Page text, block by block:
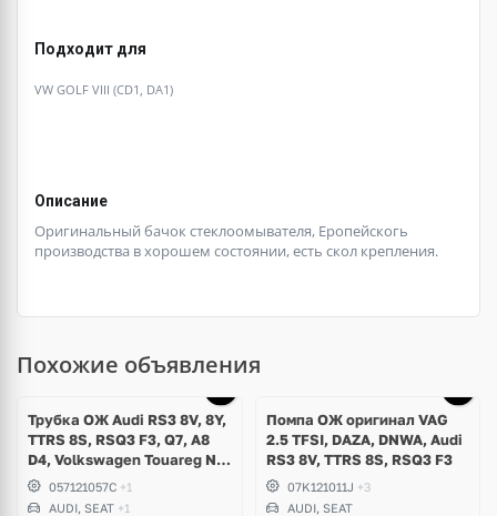
Подходит для
VW GOLF VIII (CD1, DA1)
Описание
Оригинальный бачок стеклоомывателя, Еропейскогь
производства в хорошем состоянии, есть скол крепления.
Похожие объявления
Трубка ОЖ Audi RS3 8V, 8Y,
TTRS 8S, RSQ3 F3, Q7, A8
D4, Volkswagen Touareg NF,
Seat Formentor Cupra 2.5
TFSI DAZA, DNWA, CZGB
057121057C +1
AUDI, SEAT +1
Помпа ОЖ оригинал VAG
2.5 TFSI, DAZA, DNWA, Audi
RS3 8V, TTRS 8S, RSQ3 F3
07K121011J +3
AUDI, SEAT